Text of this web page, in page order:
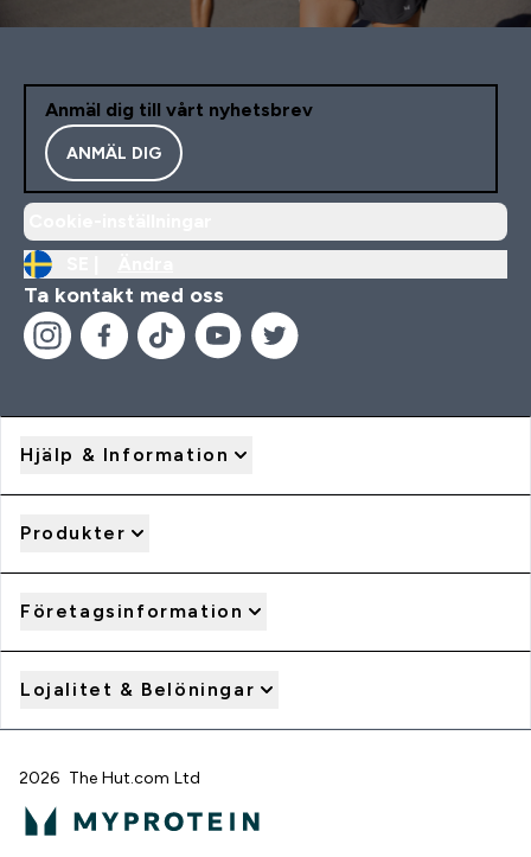
Anmäl dig till vårt nyhetsbrev
ANMÄL DIG
Ta kontakt med oss
Hjälp & Information
Produkter
Företagsinformation
Lojalitet & Belöningar
2026 The Hut.com Ltd